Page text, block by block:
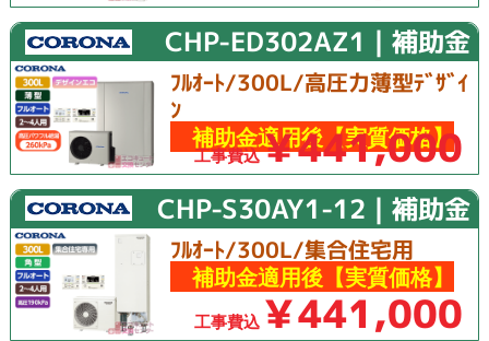
CHP-ED302AZ1｜補助金
ﾌﾙｵｰﾄ/300L/高圧力薄型ﾃﾞｻﾞｲ
ﾝ
補助金適用後【実質価格】
工事費込￥441,000
CHP-S30AY1-12｜補助金
ﾌﾙｵｰﾄ/300L/集合住宅用
補助金適用後【実質価格】
工事費込 ￥441,000